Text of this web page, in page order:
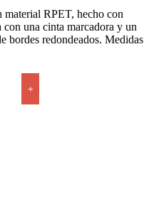
material RPET, hecho con
una cinta marcadora y un
bordes redondeados. Medidas
+